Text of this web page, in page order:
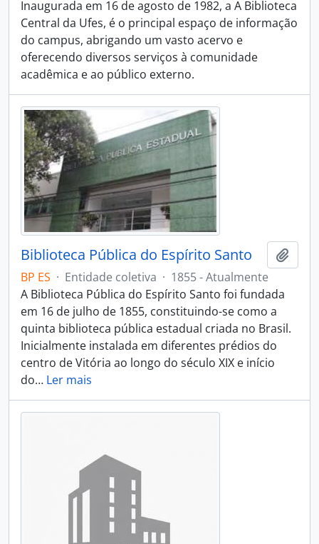
Inaugurada em 16 de agosto de 1982, a A Biblioteca
Central da Ufes, é o principal espaço de informação
do campus, abrigando um vasto acervo e
oferecendo diversos serviços à comunidade
acadêmica e ao público externo.
Biblioteca Pública do Espírito Santo
BP ES · Entidade coletiva · 1855 - Atualmente
A Biblioteca Pública do Espírito Santo foi fundada
em 16 de julho de 1855, constituindo-se como a
quinta biblioteca pública estadual criada no Brasil.
Inicialmente instalada em diferentes prédios do
centro de Vitória ao longo do século XIX e início
do… Ler mais